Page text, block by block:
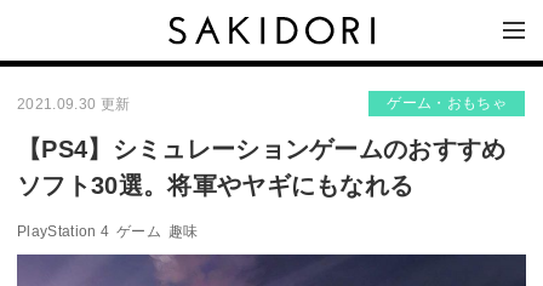
2021.09.30 更新 ゲーム・おもちゃ
【PS4】シミュレーションゲームのおすすめ
ソフト30選。将軍やヤギにもなれる
PlayStation 4 ゲーム 趣味